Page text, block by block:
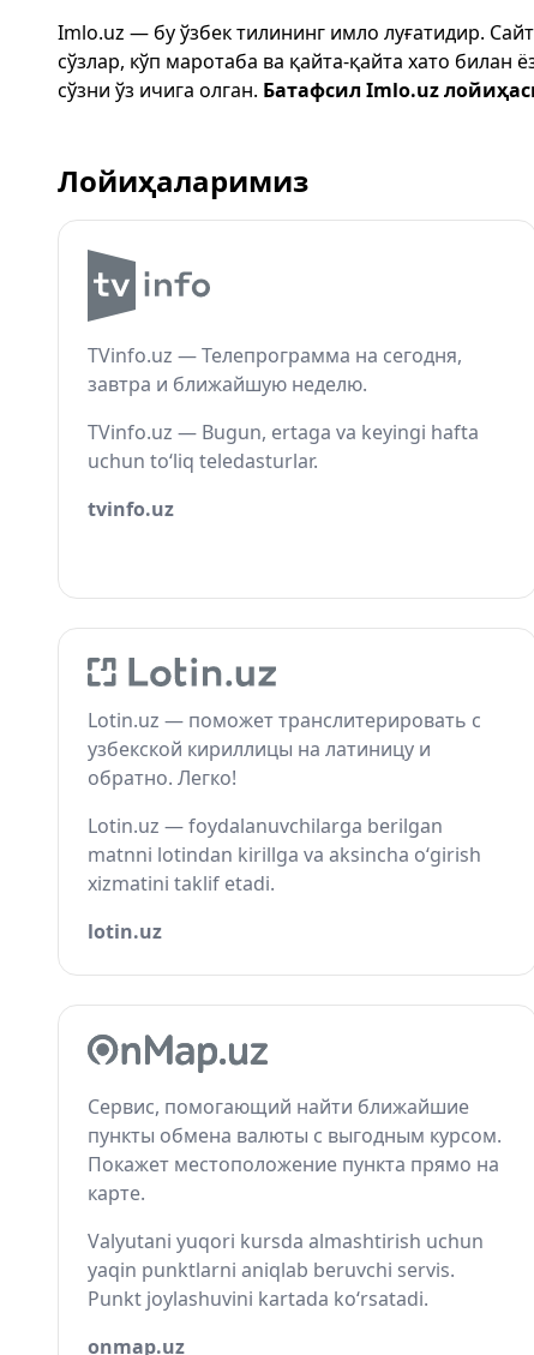
Imlo.uz — бу ўзбек тилининг имло луғатидир.
сўзлар, кўп маротаба ва қайта-қайта хато билан
сўзни ўз ичига олган. Батафсил Imlo.uz
Лойиҳаларимиз
TVinfo.uz — Телепрограмма на сегодня,
завтра и ближайшую неделю.
TVinfo.uz — Bugun, ertaga va keyingi hafta
uchun to‘liq teledasturlar.
tvinfo.uz
Lotin.uz — поможет транслитерировать с
узбекской кириллицы на латиницу и
обратно. Легко!
Lotin.uz — foydalanuvchilarga berilgan
matnni lotindan kirillga va aksincha o‘girish
xizmatini taklif etadi.
lotin.uz
Сервис, помогающий найти ближайшие
пункты обмена валюты с выгодным курсом.
Покажет местоположение пункта прямо на
карте.
Valyutani yuqori kursda almashtirish uchun
yaqin punktlarni aniqlab beruvchi servis.
Punkt joylashuvini kartada ko‘rsatadi.
onmap.uz